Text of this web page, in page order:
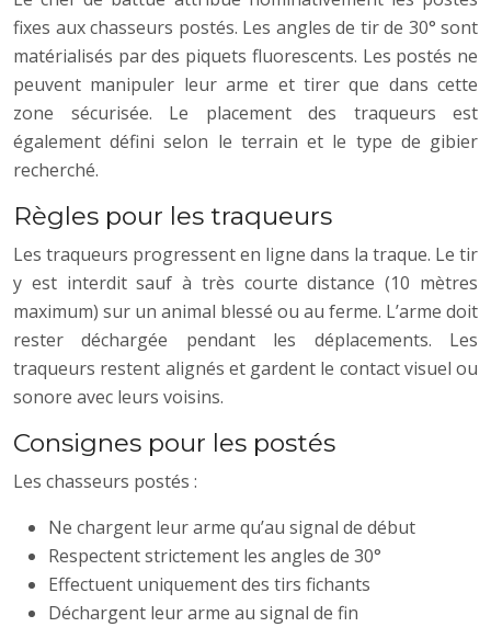
fixes aux chasseurs postés. Les angles de tir de 30° sont
matérialisés par des piquets fluorescents. Les postés ne
peuvent manipuler leur arme et tirer que dans cette
zone sécurisée. Le placement des traqueurs est
également défini selon le terrain et le type de gibier
recherché.
Règles pour les traqueurs
Les traqueurs progressent en ligne dans la traque. Le tir
y est interdit sauf à très courte distance (10 mètres
maximum) sur un animal blessé ou au ferme. L’arme doit
rester déchargée pendant les déplacements. Les
traqueurs restent alignés et gardent le contact visuel ou
sonore avec leurs voisins.
Consignes pour les postés
Les chasseurs postés :
Ne chargent leur arme qu’au signal de début
Respectent strictement les angles de 30°
Effectuent uniquement des tirs fichants
Déchargent leur arme au signal de fin